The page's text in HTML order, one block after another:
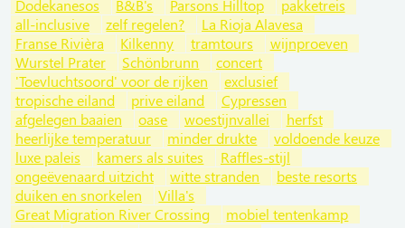
Dodekanesos
B&B's Parsons Hilltop
pakketreis
all-inclusive
zelf regelen?
La Rioja Alavesa
Franse Rivièra
Kilkenny tramtours
wijnproeven
Wurstel Prater
Schönbrunn
concert
'Toevluchtsoord' voor de rijken
exclusief
tropische eiland
prive eiland
Cypressen
afgelegen baaien
oase woestijnvallei
herfst
heerlijke temperatuur
minder drukte
voldoende keuze
luxe paleis
kamers als suites
Raffles-stijl
ongeëvenaard uitzicht
witte stranden
beste resorts
duiken en snorkelen
Villa's
Great Migration River Crossing
mobiel tentenkamp